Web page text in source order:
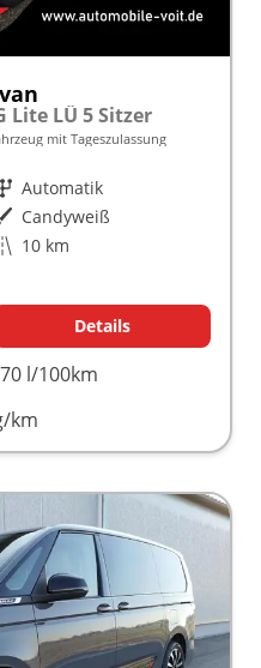
Lite LÜ 5 Sitzer
mit Tageszulassung
Getriebe Automatik
Außenfarbe Candyweiß
Kilometerstand 10 km
Details
l/100km
km